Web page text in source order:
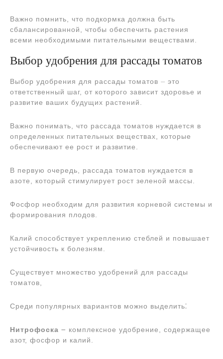
Важно помнить, что подкормка должна быть
сбалансированной, чтобы обеспечить растения
всеми необходимыми питательными веществами.
Выбор удобрения для рассады томатов
Выбор удобрения для рассады томатов ⏤ это
ответственный шаг, от которого зависит здоровье и
развитие ваших будущих растений.
Важно понимать, что рассада томатов нуждается в
определенных питательных веществах, которые
обеспечивают ее рост и развитие.
В первую очередь, рассада томатов нуждается в
азоте, который стимулирует рост зеленой массы.
Фосфор необходим для развития корневой системы и
формирования плодов.
Калий способствует укреплению стеблей и повышает
устойчивость к болезням.
Существует множество удобрений для рассады
томатов,
Среди популярных вариантов можно выделить⁚
Нитрофоска ౼ комплексное удобрение, содержащее
азот, фосфор и калий.